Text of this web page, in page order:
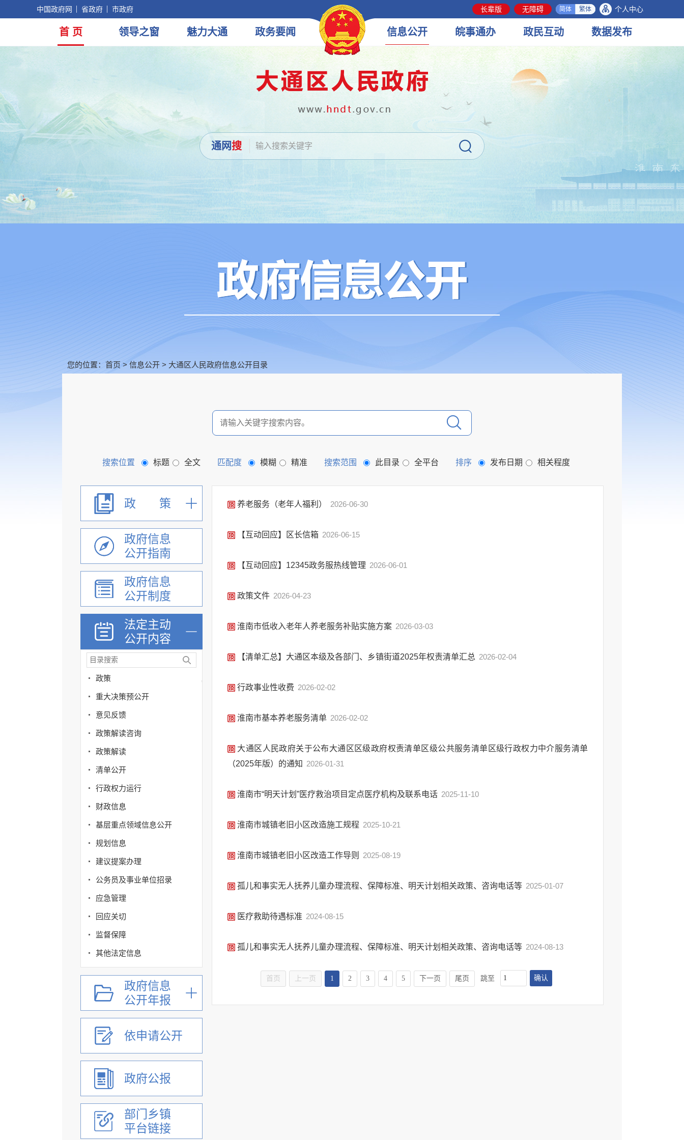
中国政府网 省政府 市政府 长辈版 无障碍 简体 繁体 个人中心
首 页 领导之窗 魅力大通 政务要闻 信息公开 皖事通办 政民互动 数据发布
通网搜
您的位置： 首页 > 信息公开 > 大通区人民政府信息公开目录
搜索位置 标题 全文 匹配度 模糊 精准 搜索范围 此目录 全平台 排序 发布日期 相关程度
政 策
政府信息
公开指南
政府信息
公开制度
法定主动
公开内容
政策
重大决策预公开
意见反馈
政策解读咨询
政策解读
清单公开
行政权力运行
财政信息
基层重点领域信息公开
规划信息
建议提案办理
公务员及事业单位招录
应急管理
回应关切
监督保障
其他法定信息
政府信息
公开年报
依申请公开
政府公报
部门乡镇
平台链接
养老服务（老年人福利） 2026-06-30
【互动回应】区长信箱 2026-06-15
【互动回应】12345政务服热线管理 2026-06-01
政策文件 2026-04-23
淮南市低收入老年人养老服务补贴实施方案 2026-03-03
【清单汇总】大通区本级及各部门、乡镇街道2025年权责清单汇总 2026-02-04
行政事业性收费 2026-02-02
淮南市基本养老服务清单 2026-02-02
大通区人民政府关于公布大通区区级政府权责清单区级公共服务清单区级行政权力中介服务清单
（2025年版）的通知 2026-01-31
淮南市“明天计划”医疗救治项目定点医疗机构及联系电话 2025-11-10
淮南市城镇老旧小区改造施工规程 2025-10-21
淮南市城镇老旧小区改造工作导则 2025-08-19
孤儿和事实无人抚养儿童办理流程、保障标准、明天计划相关政策、咨询电话等 2025-01-07
医疗救助待遇标准 2024-08-15
孤儿和事实无人抚养儿童办理流程、保障标准、明天计划相关政策、咨询电话等 2024-08-13
首页 上一页 1 2 3 4 5 下一页 尾页 跳至 确认